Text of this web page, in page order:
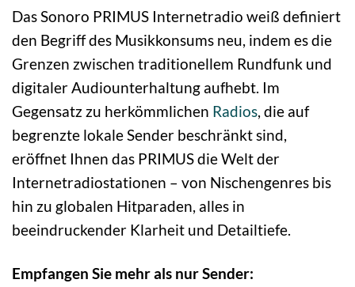
Das Sonoro PRIMUS Internetradio weiß definiert
den Begriff des Musikkonsums neu, indem es die
Grenzen zwischen traditionellem Rundfunk und
digitaler Audiounterhaltung aufhebt. Im
Gegensatz zu herkömmlichen Radios, die auf
begrenzte lokale Sender beschränkt sind,
eröffnet Ihnen das PRIMUS die Welt der
Internetradiostationen – von Nischengenres bis
hin zu globalen Hitparaden, alles in
beeindruckender Klarheit und Detailtiefe.
Empfangen Sie mehr als nur Sender: